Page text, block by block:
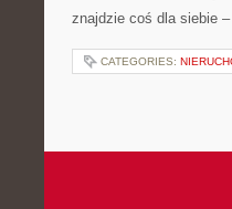
znajdzie coś dla siebie
CATEGORIES: